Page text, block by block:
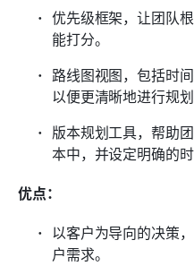
优先级框架，让团队
能打分。
路线图视图，包括时
以便更清晰地进行规划
版本规划工具，帮助
本中，并设定明确的时
优点：
以客户为导向的决策
户需求。